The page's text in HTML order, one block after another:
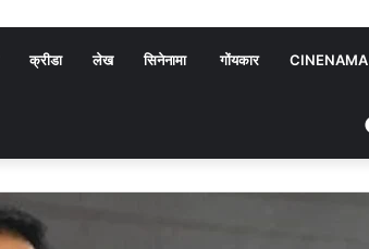
क्रीडा लेख सिनेनामा गोंयकार CINENAMA